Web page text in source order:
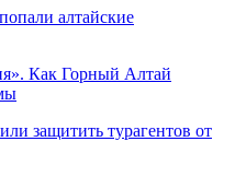
алтайские
Как Горный Алтай
защитить турагентов от